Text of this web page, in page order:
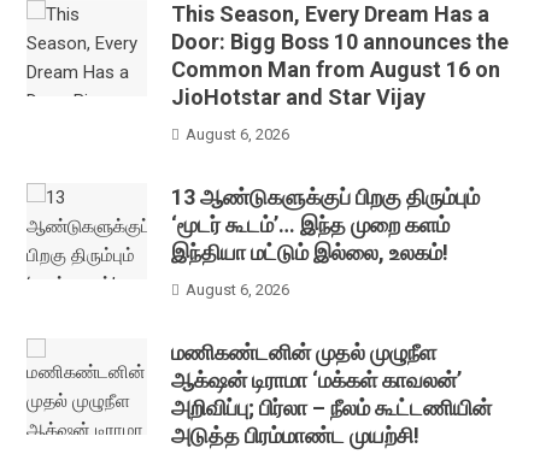
This Season, Every Dream Has a
Door: Bigg Boss 10 announces the
Common Man from August 16 on
JioHotstar and Star Vijay
August 6, 2026
13 ஆண்டுகளுக்குப் பிறகு திரும்பும்
‘மூடர் கூடம்’… இந்த முறை களம்
இந்தியா மட்டும் இல்லை, உலகம்!
August 6, 2026
மணிகண்டனின் முதல் முழுநீள
ஆக்‌ஷன் டிராமா ‘மக்கள் காவலன்’
அறிவிப்பு; பிர்லா – நீலம் கூட்டணியின்
அடுத்த பிரம்மாண்ட முயற்சி!